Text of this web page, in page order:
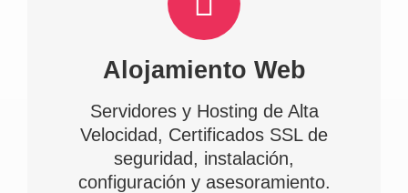
Alojamiento Web
Servidores y Hosting de Alta
Velocidad, Certificados SSL de
seguridad, instalación,
configuración y asesoramiento.